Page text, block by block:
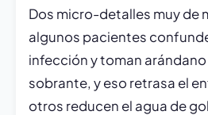
Dos micro-detalles muy de
algunos pacientes
infección y toman
sobrante, y eso retrasa el
otros reducen el agua de